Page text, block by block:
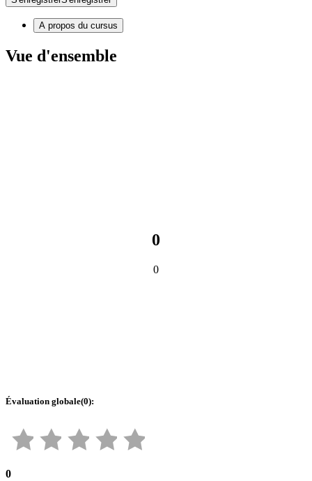
A propos du cursus
Vue d'ensemble
0
0
Évaluation globale(0):
0